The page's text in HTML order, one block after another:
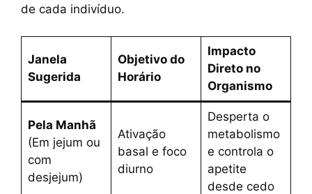
de cada indivíduo.
Janela
Sugerida
Objetivo do
Horário
Impacto
Direto no
Organismo
Pela Manhã
(Em jejum ou
com
desjejum)
Ativação
basal e foco
diurno
Desperta o
metabolismo
e controla o
apetite
desde cedo